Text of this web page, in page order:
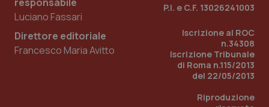
Luciano Fassari
Direttore editoriale
Francesco Maria Avitto
P.I. e C.F. 13026241003
Iscrizione al ROC
n.34308
Iscrizione Tribunale
di Roma n.115/2013
del 22/05/2013
Riproduzione
PHPSESSID
PHP.net
www.quotidianosanita.it